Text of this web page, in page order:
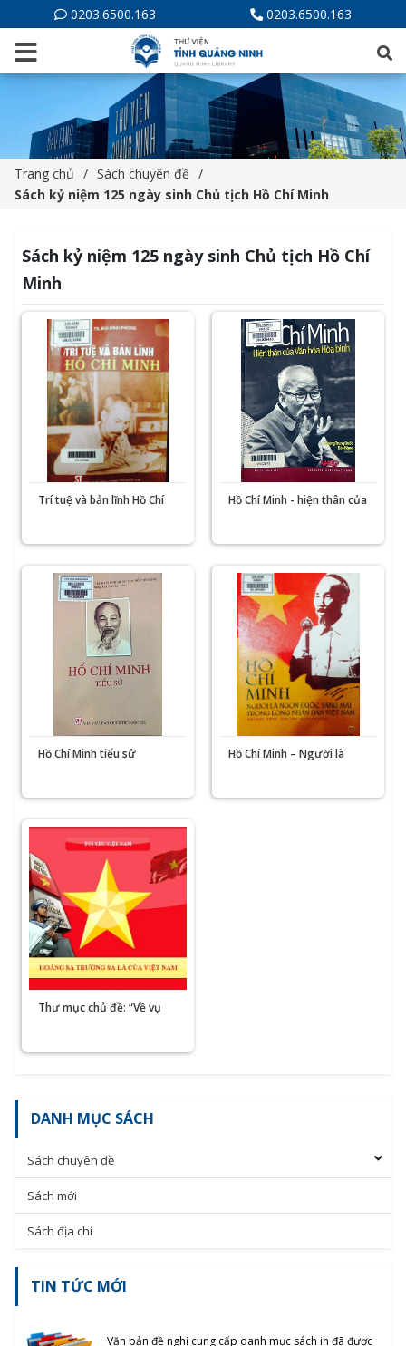
0203.6500.163 0203.6500.163
Trang chủ
Sách chuyên đề
Sách kỷ niệm 125 ngày sinh Chủ tịch Hồ Chí Minh
Sách kỷ niệm 125 ngày sinh Chủ tịch Hồ Chí
Minh
Trí tuệ và bản lĩnh Hồ Chí
Hồ Chí Minh - hiện thân của
Hồ Chí Minh tiểu sử
Hồ Chí Minh – Người là
Thư mục chủ đề: “Về vụ
DANH MỤC SÁCH
Sách chuyên đề
Sách mới
Sách địa chí
TIN TỨC MỚI
Văn bản đề nghị cung cấp danh mục sách in đã được